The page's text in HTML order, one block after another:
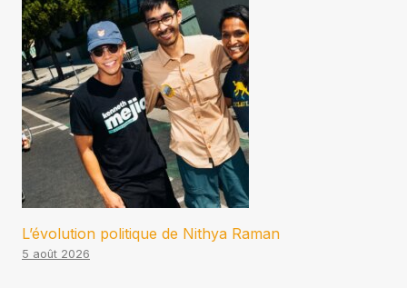
L’évolution politique de Nithya Raman
5 août 2026